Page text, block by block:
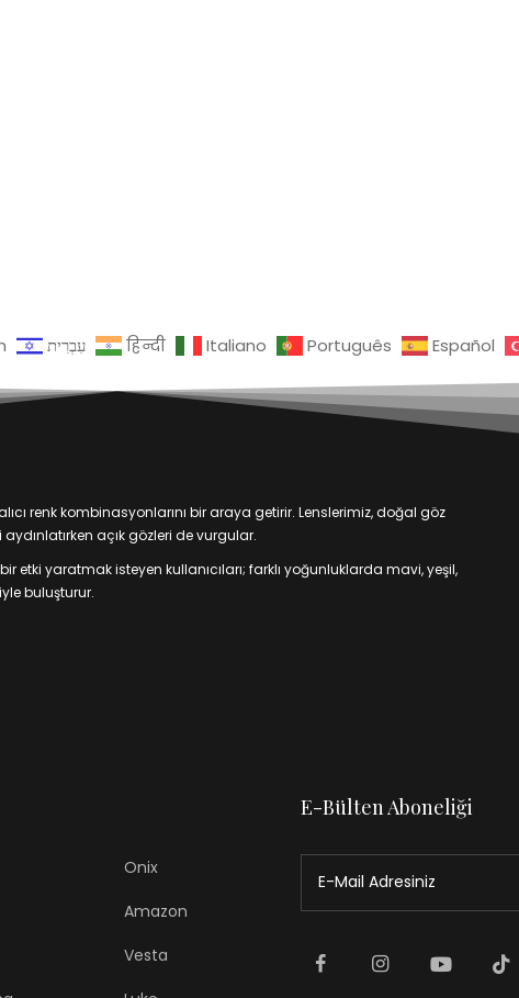
עִבְרִית हिन्दी Italiano Português Español
renk kombinasyonlarını bir araya getirir. Lenslerimiz, doğal göz
açık gözleri de vurgular.
etki yaratmak isteyen kullanıcıları; farklı yoğunluklarda mavi, yeşil,
buluşturur.
Onix
Amazon
Vesta
E-Bülten Aboneliği